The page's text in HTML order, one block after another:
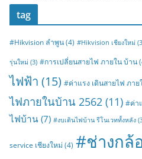
tag
#Hikvision ลำพูน(4) #Hikvision เชียงใหม่
รุ่นใหม่ (3) #การเปลี่ยนสายไฟ ภายใน บ้าน
ไฟฟ้า (15) #ค่าแรง เดินสายไฟ ภา
ไฟภายในบ้าน 2562 (11) #ค่า
ไฟบ้าน(7) #งบเดินไฟบ้าน รีโนเวททั้งหลัง
service เชียงใหม่ (4) #ช่างกล้